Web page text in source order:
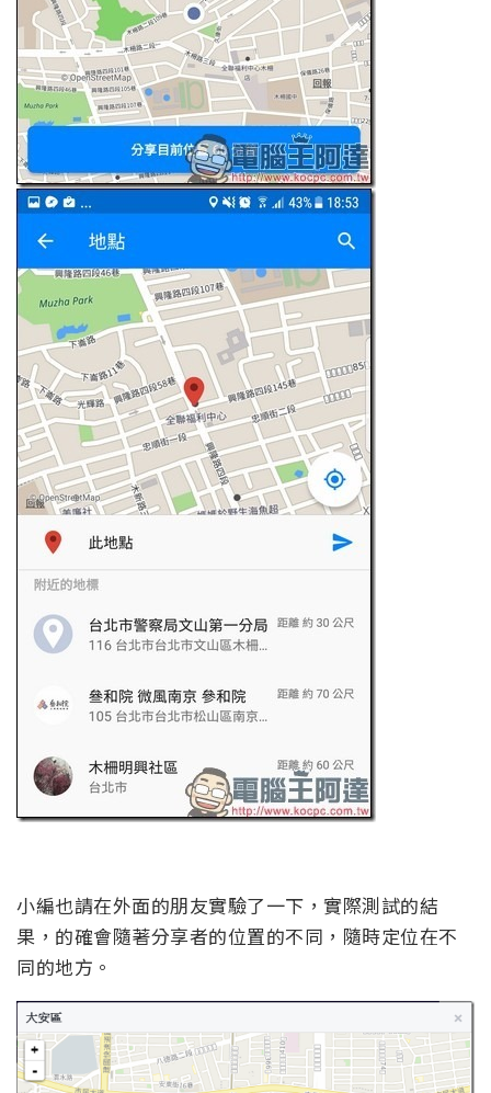
小編也請在外面的朋友實驗了一下，實際測試的結
果，的確會隨著分享者的位置的不同，隨時定位在不
同的地方。